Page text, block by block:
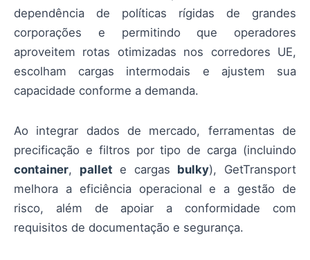
dependência de políticas rígidas de grandes
corporações e permitindo que operadores
aproveitem rotas otimizadas nos corredores UE,
escolham cargas intermodais e ajustem sua
capacidade conforme a demanda.
Ao integrar dados de mercado, ferramentas de
precificação e filtros por tipo de carga (incluindo
container, pallet e cargas bulky), GetTransport
melhora a eficiência operacional e a gestão de
risco, além de apoiar a conformidade com
requisitos de documentação e segurança.